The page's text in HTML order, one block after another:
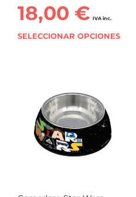
18,00 € IVA inc.
SELECCIONAR OPCIONES